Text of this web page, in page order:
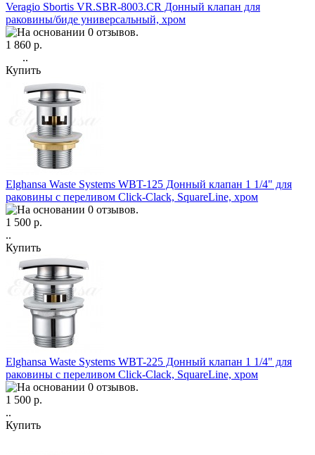
Veragio Sbortis VR.SBR-8003.CR Донный клапан для
раковины/биде универсальный, хром
1 860 р.
..
Купить
Elghansa Waste Systems WBT-125 Донный клапан 1 1/4" для
раковины с переливом Click-Clack, SquareLine, хром
1 500 р.
..
Купить
Elghansa Waste Systems WBT-225 Донный клапан 1 1/4" для
раковины с переливом Click-Clack, SquareLine, хром
1 500 р.
..
Купить